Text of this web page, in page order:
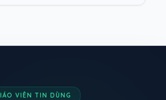
VIÊN TIN DÙNG